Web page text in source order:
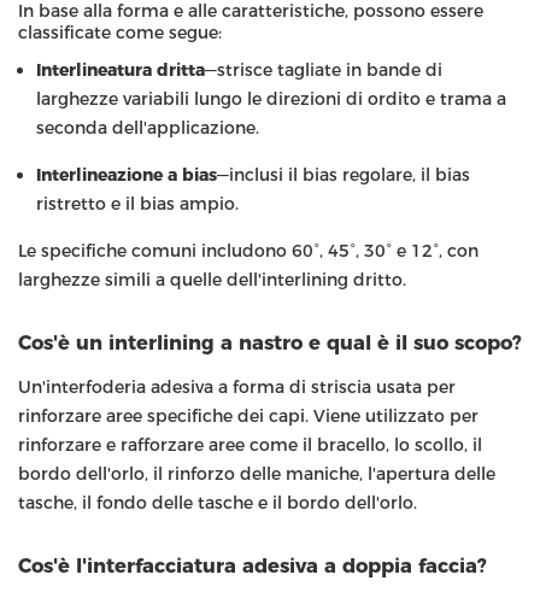
In base alla forma e alle caratteristiche, possono essere
classificate come segue:
Interlineatura dritta—strisce tagliate in bande di
larghezze variabili lungo le direzioni di ordito e trama a
seconda dell'applicazione.
Interlineazione a bias—inclusi il bias regolare, il bias
ristretto e il bias ampio.
Le specifiche comuni includono 60°, 45°, 30° e 12°, con
larghezze simili a quelle dell'interlining dritto.
Cos'è un interlining a nastro e qual è il suo scopo?
Un'interfoderia adesiva a forma di striscia usata per
rinforzare aree specifiche dei capi. Viene utilizzato per
rinforzare e rafforzare aree come il bracello, lo scollo, il
bordo dell'orlo, il rinforzo delle maniche, l'apertura delle
tasche, il fondo delle tasche e il bordo dell'orlo.
Cos'è l'interfacciatura adesiva a doppia faccia?